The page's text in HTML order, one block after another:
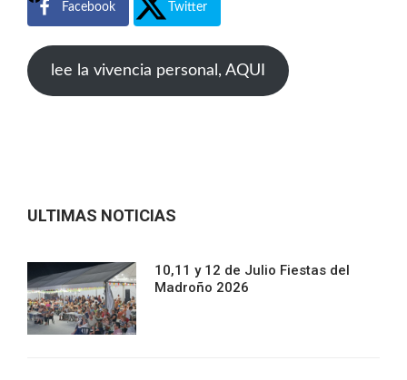
Facebook Twitter
lee la vivencia personal, AQUI
ULTIMAS NOTICIAS
10,11 y 12 de Julio Fiestas del
Madroño 2026